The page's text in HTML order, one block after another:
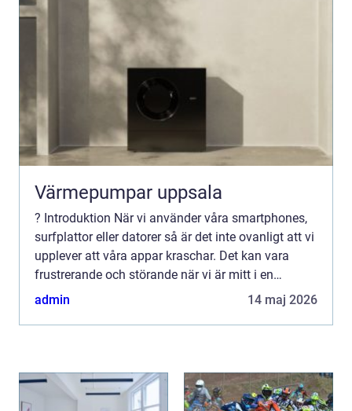
Värmepumpar uppsala
? Introduktion När vi använder våra smartphones,
surfplattor eller datorer så är det inte ovanligt att vi
upplever att våra appar kraschar. Det kan vara
frustrerande och störande när vi är mitt i en
aktivitet eller när vi behöver använda en specifik ...
admin 14 maj 2026